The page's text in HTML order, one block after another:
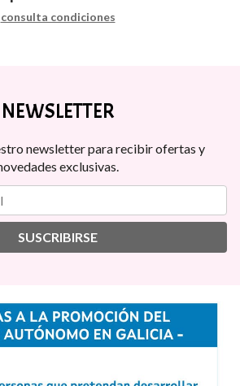
consulta condiciones
NEWSLETTER
newsletter para recibir ofertas y
exclusivas.
SUSCRIBIRSE